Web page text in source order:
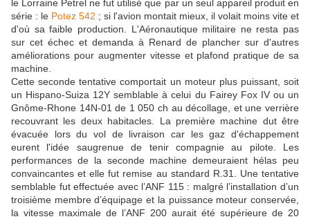
le Lorraine Petrel ne fut utilisé que par un seul appareil produit en
série : le Potez 542 ; si l'avion montait mieux, il volait moins vite et
d'où sa faible production. L'Aéronautique militaire ne resta pas
sur cet échec et demanda à Renard de plancher sur d'autres
améliorations pour augmenter vitesse et plafond pratique de sa
machine.
Cette seconde tentative comportait un moteur plus puissant, soit
un Hispano-Suiza 12Y semblable à celui du Fairey Fox IV ou un
Gnôme-Rhone 14N-01 de 1 050 ch au décollage, et une verrière
recouvrant les deux habitacles. La première machine dut être
évacuée lors du vol de livraison car les gaz d'échappement
eurent l'idée saugrenue de tenir compagnie au pilote. Les
performances de la seconde machine demeuraient hélas peu
convaincantes et elle fut remise au standard R.31. Une tentative
semblable fut effectuée avec l’ANF 115 : malgré l’installation d’un
troisième membre d’équipage et la puissance moteur conservée,
la vitesse maximale de l’ANF 200 aurait été supérieure de 20